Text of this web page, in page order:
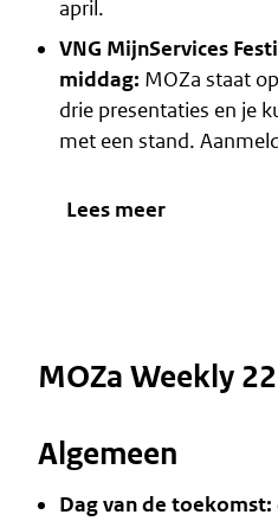
april.
VNG MijnServices
middag: MOZa staat
drie presentaties en je
met een stand.
Lees meer
MOZa Weekly
Algemeen
Dag van de